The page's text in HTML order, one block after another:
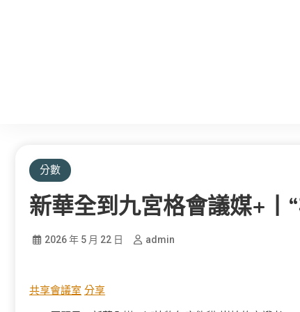
分數
新華全到九宮格會議媒+丨
2026 年 5 月 22 日 admin
共享會議室 分享